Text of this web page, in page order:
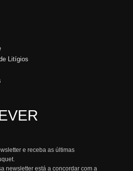
Litígios
e receba as últimas
newsletter está a concordar com a